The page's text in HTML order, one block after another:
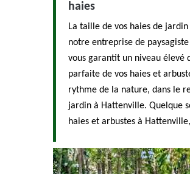
haies
La taille de vos haies de
notre entreprise de
vous garantit un niveau
parfaite de vos haies et
rythme de la nature, dans le
jardin à Hattenville. Quelque
haies et arbustes à